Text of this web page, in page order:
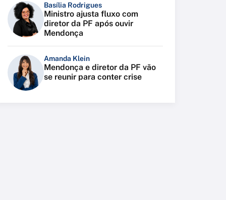
Basília Rodrigues
Ministro ajusta fluxo com
diretor da PF após ouvir
Mendonça
Amanda Klein
Mendonça e diretor da PF vão
se reunir para conter crise